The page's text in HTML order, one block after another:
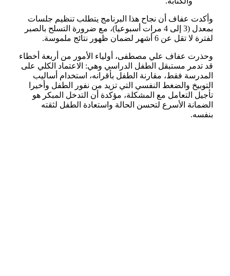
وأكدت عفاف أن نجاح هذا البرنامج يتطلب تنظيم جلسات
بمعدل (3 إلى 4 مرات أسبوعيا)، مع ضرورة التسلح بالصبر
لفترة لا تقل عن 6 أشهر لضمان ظهور نتائج ملموسة.
وحذرت عفاف علي مصطفى، أولياء الأمور من أربعة أخطاء
قد تدمر مستبقل الطفل الدراسي وهي: الاعتماد الكلي على
المدرسة فقط، مقارنة الطفل بأقرانه، استخدام أساليب
التوبيخ والضغط النفسي التي تزيد من نفور الطفل وأخيرا
تأجيل التعامل مع المشكلة، مؤكدة أن التدخل المبكر هو
الضمانة الأسرع لتحسن الحالة واستعادة الطفل لثقته
بنفسه.